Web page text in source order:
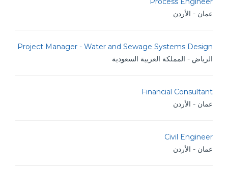
عمان - الأردن
Project Manager - Water and Sewage Systems Design
الرياض - المملكة العربية السعودية
Financial Consultant
عمان - الأردن
Civil Engineer
عمان - الأردن